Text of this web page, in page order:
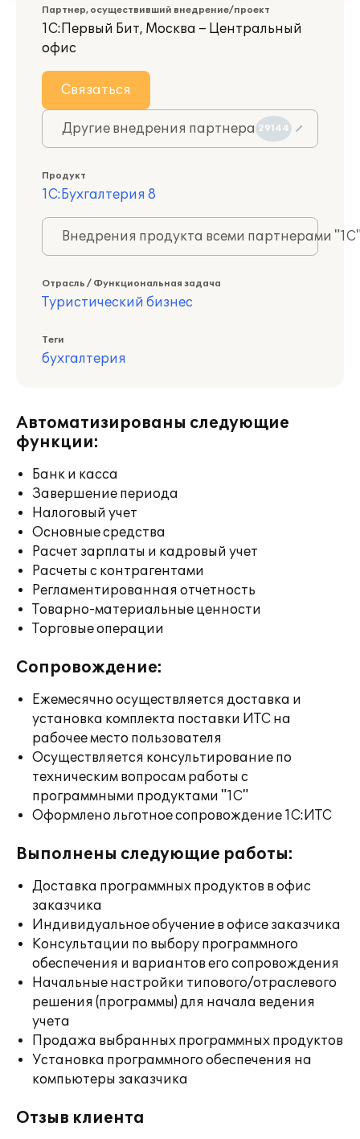
Партнер, осуществивший внедрение/проект
1С:Первый Бит, Москва – Центральный
офис
Связаться
Другие внедрения партнера 29144
Продукт
1С:Бухгалтерия 8
Внедрения продукта всеми партнерами
Отрасль / Функциональная задача
Туристический бизнес
Теги
бухгалтерия
Автоматизированы следующие
функции:
Банк и касса
Завершение периода
Налоговый учет
Основные средства
Расчет зарплаты и кадровый учет
Расчеты с контрагентами
Регламентированная отчетность
Товарно-материальные ценности
Торговые операции
Сопровождение:
Ежемесячно осуществляется доставка и
установка комплекта поставки ИТС на
рабочее место пользователя
Осуществляется консультирование по
техническим вопросам работы с
программными продуктами "1С"
Оформлено льготное сопровождение 1С:ИТС
Выполнены следующие работы:
Доставка программных продуктов в офис
заказчика
Индивидуальное обучение в офисе заказчика
Консультации по выбору программного
обеспечения и вариантов его сопровождения
Начальные настройки типового/отраслевого
решения (программы) для начала ведения
учета
Продажа выбранных программных продуктов
Установка программного обеспечения на
компьютеры заказчика
Отзыв клиента